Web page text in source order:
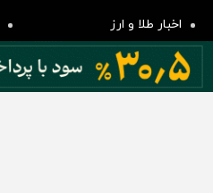
اخبار طلا و ارز
اخبار بورس
اخبار خودرو